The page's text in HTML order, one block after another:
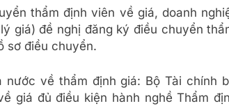
thẩm định viên về giá, doanh
giá) đề nghị đăng ký điều chuyển
sơ điều chuyển.
về thẩm định giá: Bộ Tài chính
giá đủ điều kiện hành nghề Thẩm